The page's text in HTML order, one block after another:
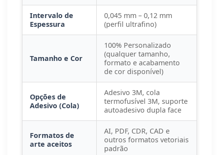
Intervalo de
Espessura
0,045 mm – 0,12 mm
(perfil ultrafino)
Tamanho e Cor
100% Personalizado
(qualquer tamanho,
formato e acabamento
de cor disponível)
Opções de
Adesivo (Cola)
Adesivo 3M, cola
termofusível 3M, suporte
autoadesivo dupla face
Formatos de
arte aceitos
AI, PDF, CDR, CAD e
outros formatos vetoriais
padrão